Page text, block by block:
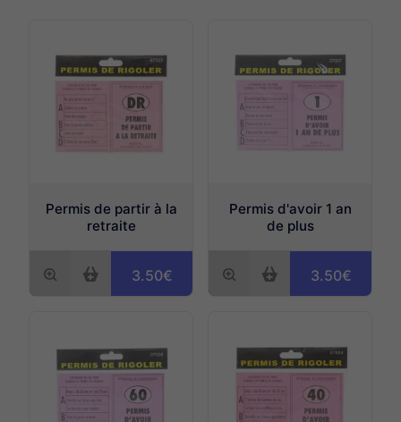
Plaque de porte métal à thèmes
Magnet Trophée
Permis de partir à la
retraite
3.50€
Permis d'avoir 1 an
de plus
3.50€